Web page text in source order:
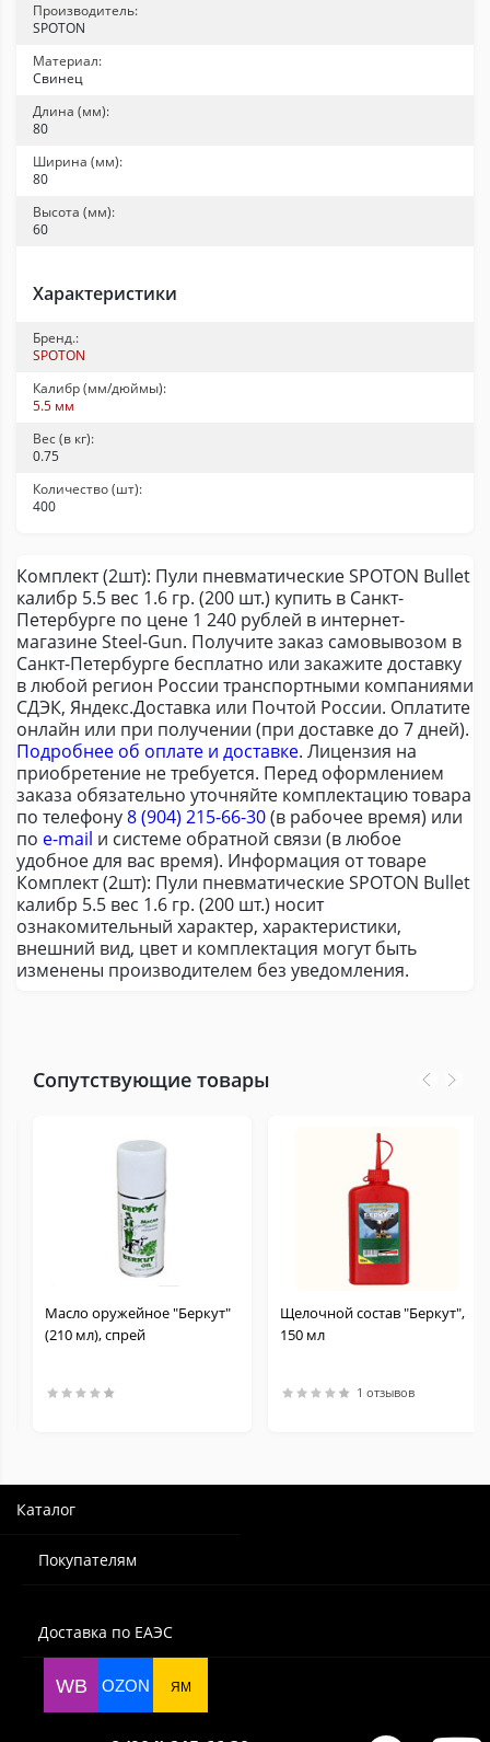
Производитель:
SPOTON
Материал:
Свинец
Длина (мм):
80
Ширина (мм):
80
Высота (мм):
60
Характеристики
Бренд.:
SPOTON
Калибр (мм/дюймы):
5.5 мм
Вес (в кг):
0.75
Количество (шт):
400
Комплект (2шт): Пули пневматические SPOTON Bullet
калибр 5.5 вес 1.6 гр. (200 шт.) купить в Санкт-
Петербурге по цене 1 240 рублей в интернет-
магазине Steel-Gun. Получите заказ самовывозом в
Санкт-Петербурге бесплатно или закажите доставку
в любой регион России транспортными компаниями
СДЭК, Яндекс.Доставка или Почтой России. Оплатите
онлайн или при получении (при доставке до 7 дней).
Подробнее об оплате и доставке. Лицензия на
приобретение не требуется. Перед оформлением
заказа обязательно уточняйте комплектацию товара
по телефону8 (904) 215-66-30(в рабочее время) или
по e-mail и системе обратной связи (в любое
удобное для вас время). Информация от товаре
Комплект (2шт): Пули пневматические SPOTON Bullet
калибр 5.5 вес 1.6 гр. (200 шт.) носит
ознакомительный характер, характеристики,
внешний вид, цвет и комплектация могут быть
изменены производителем без уведомления.
Сопутствующие товары
Масло оружейное "Беркут"
(210 мл), спрей
Щелочной состав "Беркут",
150 мл
1 отзывов
Каталог
Покупателям
Доставка по ЕАЭС
WB OZON ЯМ